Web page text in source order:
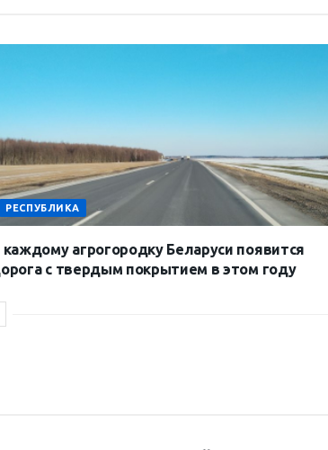
РЕСПУБЛИКА
каждому агрогородку Беларуси появится
с твердым покрытием в этом году